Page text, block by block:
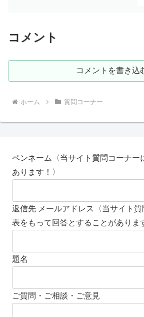
コメント
コメントを書き込
ホーム 質問コーナー
ペンネーム〈当サイト質問コーナー
あります！〉
返信先 メールアドレス〈当サイト
表をもって回答とすることがありま
題名
ご質問・ご相談・ご意見